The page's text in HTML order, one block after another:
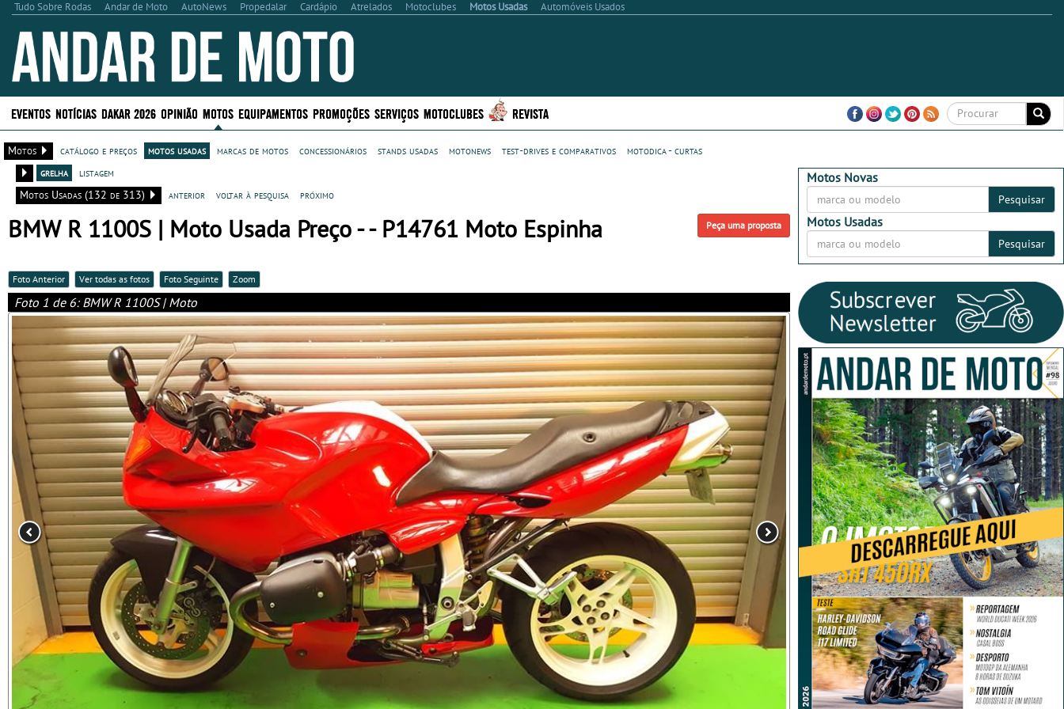
Tudo Sobre Rodas Andar de Moto AutoNews Propedalar Cardápio Atrelados Motoclubes Motos Usadas Automóveis Usados
EVENTOS NOTÍCIAS DAKAR 2026 OPINIÃO MOTOS EQUIPAMENTOS PROMOÇÕES SERVIÇOS MOTOCLUBES REVISTA
Motos catálogo e preços motos usadas marcas de motos concessionários stands usadas motonews test-drives e comparativos
motodica - curtas
grelha
listagem
Motos Usadas (132 de 313)
anterior voltar à pesquisa próximo
Peça uma proposta
BMW R 1100S | Moto Usada Preço - - P14761 Moto Espinha
Foto Anterior Ver todas as fotos Foto Seguinte Zoom
Foto 1 de 6: BMW R 1100S | Moto
Motos Novas
Pesquisar
Motos Usadas
Pesquisar